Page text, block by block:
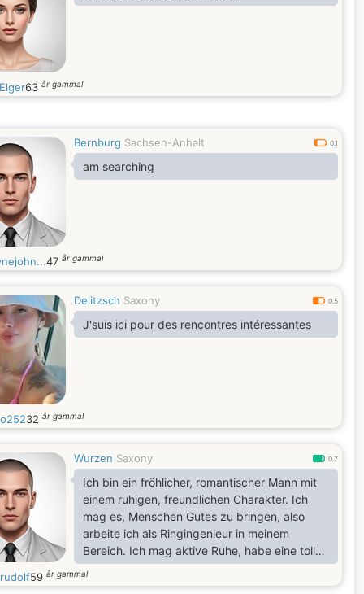
63 år gammal
Bernburg Sachsen-Anhalt 0.1
am searching
47 år gammal
Delitzsch Saxony 0.5
J'suis ici pour des rencontres intéressantes
32 år gammal
Wurzen Saxony 0.7
Ich bin ein fröhlicher, romantischer Mann mit
einem ruhigen, freundlichen Charakter. Ich
mag es, Menschen Gutes zu bringen, also
arbeite ich als Ringingenieur in meinem
Bereich. Ich mag aktive Ruhe, habe eine tolle
Zeit irgendwo an einem unbekannten Ort mit
guter Gesellschaft. Ich bin kein Junge - ich
59 år gammal